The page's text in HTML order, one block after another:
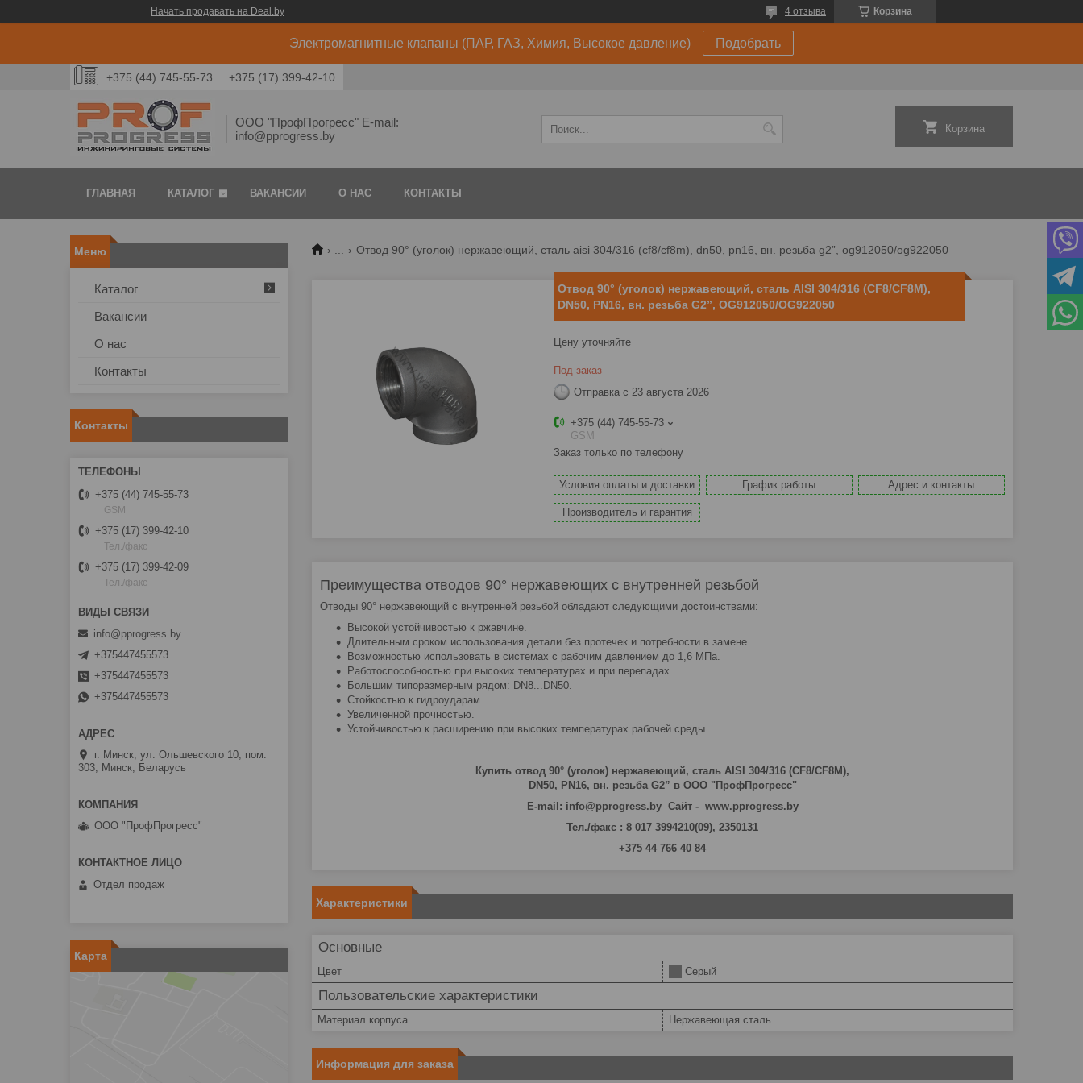
Начать продавать на Deal.by Корзина
4 отзыва
Электромагнитные клапаны (ПАР, ГАЗ, Химия, Высокое давление) Подобрать
+375 (44) 745-55-73 +375 (17) 399-42-10
ООО "ПрофПрогресс" E-mail:
info@pprogress.by
Корзина
ГЛАВНАЯ КАТАЛОГ ВАКАНСИИ О НАС КОНТАКТЫ
... Отвод 90° (уголок) нержавеющий, сталь aisi 304/316 (cf8/cf8m), dn50, pn16, вн. резьба g2”, og912050/og922050
Отвод 90° (уголок) нержавеющий, сталь AISI 304/316 (CF8/CF8M),
DN50, PN16, вн. резьба G2”, OG912050/OG922050
Цену уточняйте
Под заказ
Отправка с 23 августа 2026
+375 (44) 745-55-73
GSM
Заказ только по телефону
Условия оплаты и доставки График работы Адрес и контакты
Производитель и гарантия
Преимущества отводов 90° нержавеющих с внутренней резьбой
Отводы 90° нержавеющий c внутренней резьбой обладают следующими достоинствами:
Высокой устойчивостью к ржавчине.
Длительным сроком использования детали без протечек и потребности в замене.
Возможностью использовать в системах с рабочим давлением до 1,6 МПа.
Работоспособностью при высоких температурах и при перепадах.
Большим типоразмерным рядом: DN8...DN50.
Стойкостью к гидроударам.
Увеличенной прочностью.
Устойчивостью к расширению при высоких температурах рабочей среды.
Купить отвод 90° (уголок) нержавеющий, сталь AISI 304/316 (CF8/CF8M),
DN50, PN16, вн. резьба G2” в ООО "ПрофПрогресс"
E-mail: info@pprogress.by Сайт - www.pprogress.by
Тел./факс : 8 017 3994210(09), 2350131
+375 44 766 40 84
Характеристики
Основные
Цвет Серый
Пользовательские характеристики
Материал корпуса Нержавеющая сталь
Информация для заказа
Каталог
Вакансии
О нас
Контакты
Контакты
+375 (44) 745-55-73
GSM
+375 (17) 399-42-10
Тел./факс
+375 (17) 399-42-09
Тел./факс
info@pprogress.by
+375447455573
+375447455573
+375447455573
г. Минск, ул. Ольшевского 10, пом.
303, Минск, Беларусь
ООО "ПрофПрогресс"
Отдел продаж
Карта